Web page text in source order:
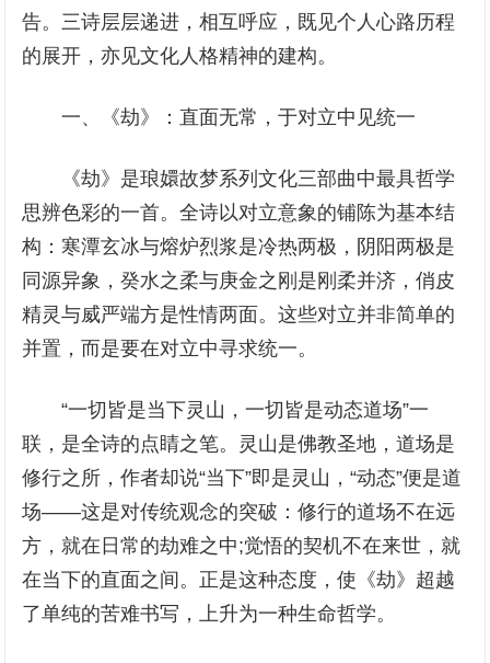
告。三诗层层递进，相互呼应，既见个人心路历程
的展开，亦见文化人格精神的建构。
一、《劫》：直面无常，于对立中见统一
《劫》是琅嬛故梦系列文化三部曲中最具哲学
思辨色彩的一首。全诗以对立意象的铺陈为基本结
构：寒潭玄冰与熔炉烈浆是冷热两极，阴阳两极是
同源异象，癸水之柔与庚金之刚是刚柔并济，俏皮
精灵与威严端方是性情两面。这些对立并非简单的
并置，而是要在对立中寻求统一。
“一切皆是当下灵山，一切皆是动态道场”一
联，是全诗的点睛之笔。灵山是佛教圣地，道场是
修行之所，作者却说“当下”即是灵山，“动态”便是道
场——这是对传统观念的突破：修行的道场不在远
方，就在日常的劫难之中;觉悟的契机不在来世，就
在当下的直面之间。正是这种态度，使《劫》超越
了单纯的苦难书写，上升为一种生命哲学。